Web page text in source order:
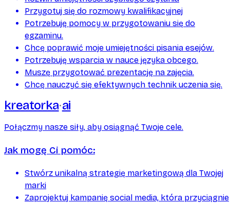
Przygotuj się do rozmowy kwalifikacyjnej
Potrzebuję pomocy w przygotowaniu się do
egzaminu.
Chcę poprawić moje umiejętności pisania esejów.
Potrzebuję wsparcia w nauce języka obcego.
Muszę przygotować prezentację na zajęcia.
Chcę nauczyć się efektywnych technik uczenia się.
kreatorka ai
Połączmy nasze siły, aby osiągnąć Twoje cele.
Jak mogę Ci pomóc:
Stwórz unikalną strategię marketingową dla Twojej
marki
Zaprojektuj kampanię social media, która przyciągnie